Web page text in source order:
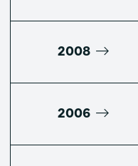
2008
2006